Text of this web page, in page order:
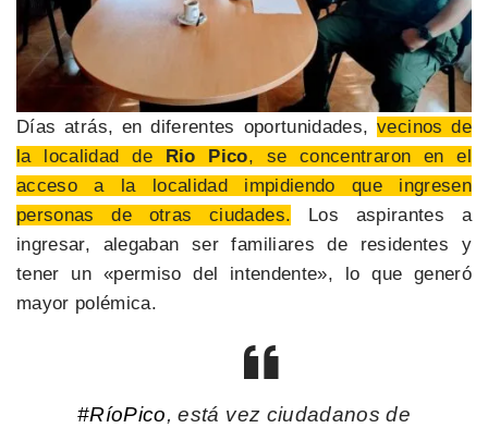
Días atrás, en diferentes oportunidades,vecinos de
la localidad de Rio Pico, se concentraron en el
acceso a la localidad impidiendo que ingresen
personas de otras ciudades. Los aspirantes a
ingresar, alegaban ser familiares de residentes y
tener un «permiso del intendente», lo que generó
mayor polémica.
#RíoPico, está vez ciudadanos de